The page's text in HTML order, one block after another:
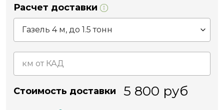
Расчет доставки
Стоимость доставки 5 800 руб